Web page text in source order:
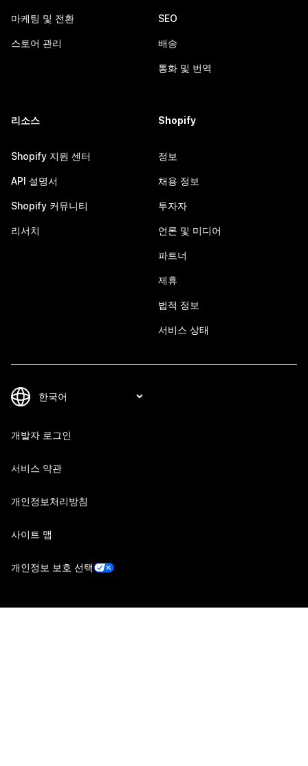
마케팅 및 전환
스토어 관리
SEO
배송
통화 및 번역
리소스
Shopify 지원 센터
API 설명서
Shopify 커뮤니티
리서치
Shopify
정보
채용 정보
투자자
언론 및 미디어
파트너
제휴
법적 정보
서비스 상태
개발자 로그인
서비스 약관
개인정보처리방침
사이트 맵
개인정보 보호 선택